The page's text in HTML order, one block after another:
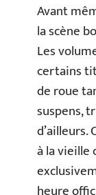
Avant
la scène
Les
certains
de roue
suspens,
d’ailleurs.
à la vieille